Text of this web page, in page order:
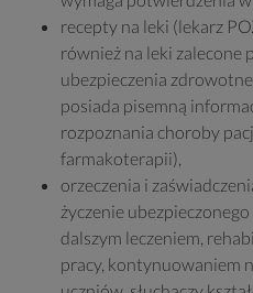
recepty na leki (lekarz
również na leki zalecone
ubezpieczenia
posiada pisemną
rozpoznania choroby
farmakoterapii),
orzeczenia i
życzenie
dalszym leczeniem,
pracy, kontynuowaniem